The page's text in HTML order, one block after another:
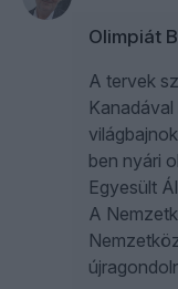
Olimpiát
A tervek
ben nyári
Egyesült
A